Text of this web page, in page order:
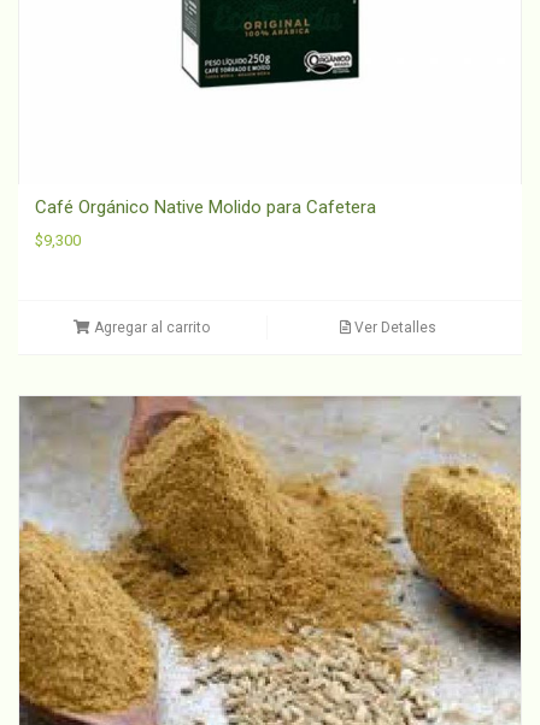
Café Orgánico Native Molido para Cafetera
$9,300
Agregar al carrito Ver Detalles